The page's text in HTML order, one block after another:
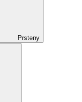
Prsteny